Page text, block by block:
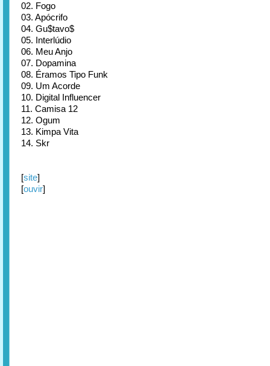
02. Fogo
03. Apócrifo
04. Gu$tavo$
05. Interlúdio
06. Meu Anjo
07. Dopamina
08. Éramos Tipo Funk
09. Um Acorde
10. Digital Influencer
11. Camisa 12
12. Ogum
13. Kimpa Vita
14. Skr
[site]
[ouvir]